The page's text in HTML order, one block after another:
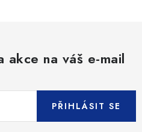
akce na váš e-mail
PŘIHLÁSIT SE